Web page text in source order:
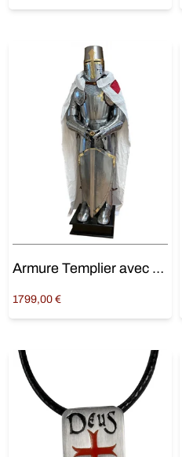
Choix des options
Armure Templier avec Épée
1799,00 €
Ajouter au panier